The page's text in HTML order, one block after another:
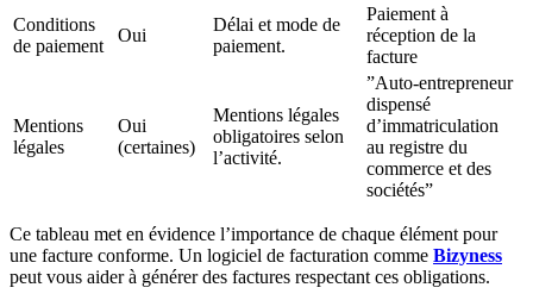
Conditions
de paiement
Oui
Délai et mode de
paiement.
Paiement à
réception de la
facture
Mentions
légales
Oui
(certaines)
Mentions légales
obligatoires selon
l’activité.
”Auto-entrepreneur
dispensé
d’immatriculation
au registre du
commerce et des
sociétés”
Ce tableau met en évidence l’importance de chaque élément pour
une facture conforme. Un logiciel de facturation comme Bizyness
peut vous aider à générer des factures respectant ces obligations.